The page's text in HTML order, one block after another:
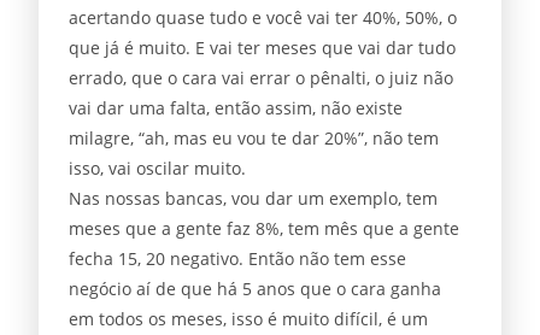
acertando quase tudo e você vai ter 40%, 50%, o
que já é muito. E vai ter meses que vai dar tudo
errado, que o cara vai errar o pênalti, o juiz não
vai dar uma falta, então assim, não existe
milagre, “ah, mas eu vou te dar 20%”, não tem
isso, vai oscilar muito.
Nas nossas bancas, vou dar um exemplo, tem
meses que a gente faz 8%, tem mês que a gente
fecha 15, 20 negativo. Então não tem esse
negócio aí de que há 5 anos que o cara ganha
em todos os meses, isso é muito difícil, é um